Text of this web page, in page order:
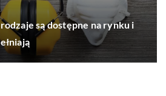
są dostępne na rynku i